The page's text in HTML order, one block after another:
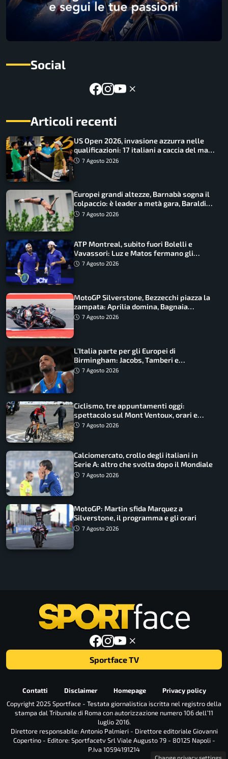
Social
Articoli recenti
US Open 2026, invasione azzurra nelle
qualificazioni: 17 italiani a caccia del main
draw7 Agosto 2026
Europei grandi altezze, Barnabà sogna il
colpaccio: è leader a metà gara, Baraldi
ancora in corsa
7 Agosto 2026
ATP Montreal, subito fuori Bolelli e
Vavassori: Luz e Matos fermano gli
azzurri
7 Agosto 2026
MotoGP Silverstone, Bezzecchi piazza la
zampata: Aprilia domina, Bagnaia
costretto al Q1
7 Agosto 2026
L’Italia parte per gli Europei di
Birmingham: Jacobs, Tamberi e
Battocletti guidano una spedizione
7 Agosto 2026
Ciclismo, tre appuntamenti oggi:
spettacolo sul Mont Ventoux, orari e
come vederli
7 Agosto 2026
Calciomercato, crollo degli italiani in
Serie A: altro che svolta dopo il Mondiale
7 Agosto 2026
MotoGP: Martin sfida Marquez a
Silverstone, il programma e gli orari
7 Agosto 2026
Sportface TV
Contatti Disclaimer Homepage
Privacy policy
Copyright 2025 Sportface - Testata giornalistica iscritta nel registro della
stampa dal Tribunale di Roma con autorizzazione numero 106 dell’11
luglio 2016.
Direttore responsabile: Antonio Palmieri - Direttore editoriale Giovanni
Copertino - Editore: Sportfacetv Srl Viale Augusto 79 - 80125 Napoli -
P.Iva 10594191214
Change privacy settings